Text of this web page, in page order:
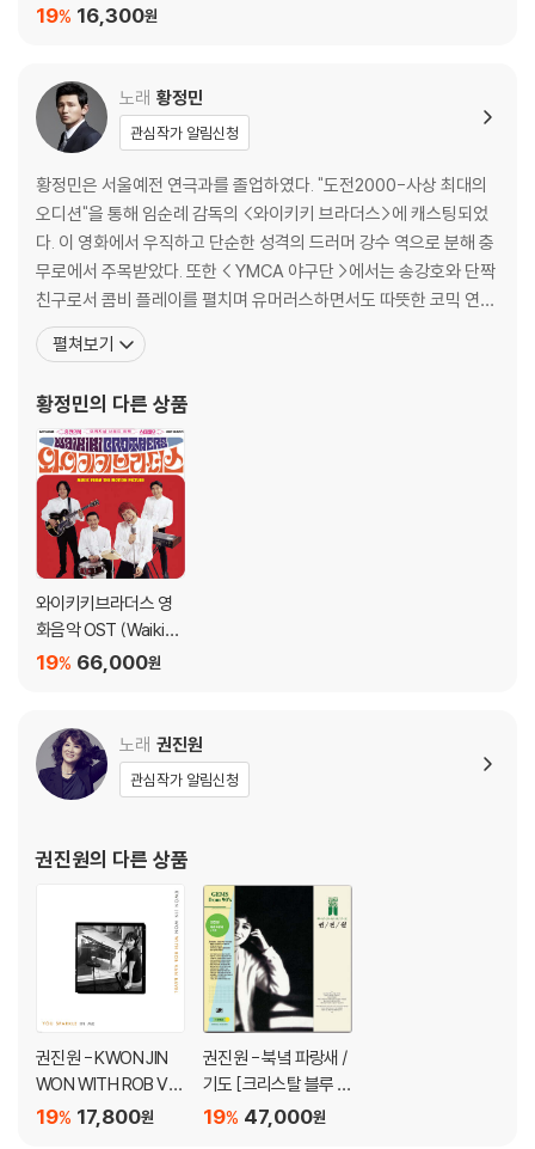
3) 디스크에 미세한 잔 흠집이 남아있거나 인쇄 면이 깨끗하지 않은 경우
※ 컬러 디스크
아래에 해당하는 경우는 불량이 아니므로 개봉 후 반품/교환이 불가합니
1) 컬러 디스크는 웹 이미지와 실제 색상이 차이가 날 수 있습니다.
2) 컬러 디스크의 특성상 제작 공정시 앨범마다 색상 차이가 나는 경우도
있습니다.
3) 컬러 디스크는 제작 과정에서 다른 색상 염료가 섞여 얼룩과 번짐, 반점
등이 발생할 수 있습니다.
1) 불량으로 인한 반품/교환 요청 시에는 불량 확인을 위해 개봉 시의 동영
상을 요청할 수 있으며, 동영상이 없는 경우 반품/교환이 제한될 수 있습니
관련 사진과 동영상 및 재생 기기 모델명을 첨부하여 첨부하여 고객센터에
문의 바랍니다.
2) LP는 잦은 배송 과정에서 재킷에 손상이 발생할 가능성이 높고 재판매
가 어려우므로 신중한 구매를 부탁드립니다.
16,300원
19%
노래 황정민
관심작가 알림신청
황정민은 서울예전 연극과를 졸업하였다. "도전2000-사상 최대의
오디션"을 통해 임순례 감독의 <와이키키 브라더스>에 캐스팅되었
다. 이 영화에서 우직하고 단순한 성격의 드러머 강수 역으로 분해 충
무로에서 주목받았다. 또한 < YMCA 야구단 >에서는 송강호와 단짝
친구로서 콤비 플레이를 펼치며 유머러스하면서도 따뜻한 코믹 연기
를 선보이고, <로드무비>에서는 사랑은 상처뿐이라고 생각하면서도
또다시 남자와 사랑에 빠지는 동성애자 대식 역으로 나온다. 이처럼
질거리는 비열한 변호사까지 그 다양한 캐릭터를 넘나들며
펼쳐보기
황정민의 다른 상품
와이키키브라더스 영
화음악 OST (Waikiki
Brothers Music Fro
66,000원
19%
노래 권진원
관심작가 알림신청
권진원의 다른 상품
권진원 - KWON JIN
WON WITH ROB VA
N BAVEL17,800원
19%
권진원 - 북녘 파랑새 /
기도 [크리스탈 블루 컬
러 LP] 47,000원
19%